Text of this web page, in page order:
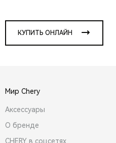
КУПИТЬ ОНЛАЙН
Мир Chery
Аксессуары
О бренде
CHERY в соцсетях